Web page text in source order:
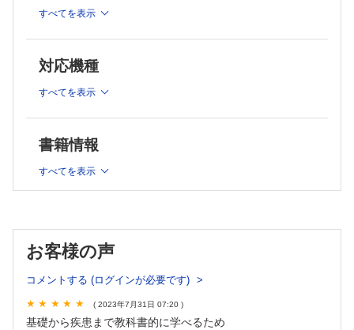
第9章 育児の知識と乳幼児健診
第12章 子ども虐待
第13章 事故による傷害の実態とその予防
第14章 小児の救急医療
第15章 小児の集中治療
第19章 水・電解質・酸塩基平衡と脱水症
第20章 出生前小児科学
第23章 遺伝医療と遺伝カウンセリング
すべてを表示
対応機種
すべてを表示
書籍情報
すべてを表示
お客様の声
コメントする (ログインが必要です)
( 2023年7月31日 07:20 )
基礎から疾患まで教科書的に学べるため